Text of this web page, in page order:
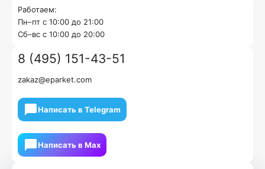
Работаем:
Пн–пт с 10:00 до 21:00
Cб–вс с 10:00 до 20:00
8 (495) 151-43-51
zakaz@eparket.com
Написать в Telegram
Написать в Мах